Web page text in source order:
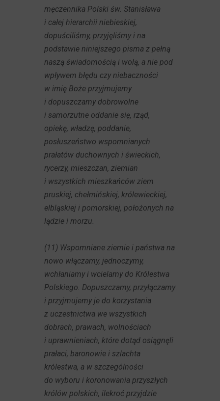
męczennika Polski św. Stanisława
i całej hierarchii niebieskiej,
dopuściliśmy, przyjęliśmy i na
podstawie niniejszego pisma z pełną
naszą świadomością i wolą, a nie pod
wpływem błędu czy niebaczności
w imię Boże przyjmujemy
i dopuszczamy dobrowolne
i samorzutne oddanie się, rząd,
opiekę, władzę, poddanie,
posłuszeństwo wspomnianych
prałatów duchownych i świeckich,
rycerzy, mieszczan, ziemian
i wszystkich mieszkańców ziem
pruskiej, chełmińskiej, królewieckiej,
elbląskiej i pomorskiej, położonych na
lądzie i morzu.
(11) Wspomniane ziemie i państwa na
nowo włączamy, jednoczymy,
wchłaniamy i wcielamy do Królestwa
Polskiego. Dopuszczamy, przyłączamy
i przyjmujemy je do korzystania
z uczestnictwa we wszystkich
dobrach, prawach, wolnościach
i uprawnieniach, które dotąd osiągnęli
prałaci, baronowie i szlachta
królestwa, a w szczególności
do wyboru i koronowania przyszłych
królów polskich, ilekroć przyjdzie